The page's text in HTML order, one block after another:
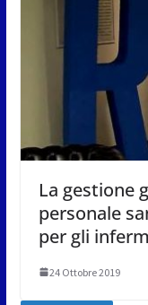
La gestione
personale
per gli
24 Ottobre 2019